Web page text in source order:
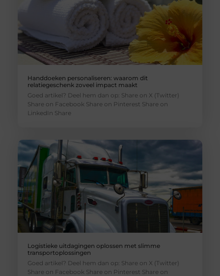
Handdoeken personaliseren: waarom dit
relatiegeschenk zoveel impact maakt
Goed artikel? Deel hem dan op: Share on X (Twitter)
Share on Facebook Share on Pinterest Share on
LinkedIn Share
Logistieke uitdagingen oplossen met slimme
transportoplossingen
Goed artikel? Deel hem dan op: Share on X (Twitter)
Share on Facebook Share on Pinterest Share on